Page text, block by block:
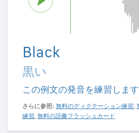
Black
黒い
この例文の発音を練習します
さらに参照: 無料のディクテーション練習,
練習, 無料の語彙フラッシュカード